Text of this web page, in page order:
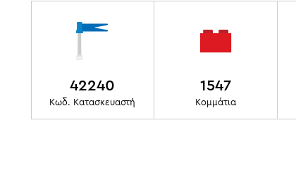
42240
Κωδ. Κατασκευαστή
1547
Κομμάτια